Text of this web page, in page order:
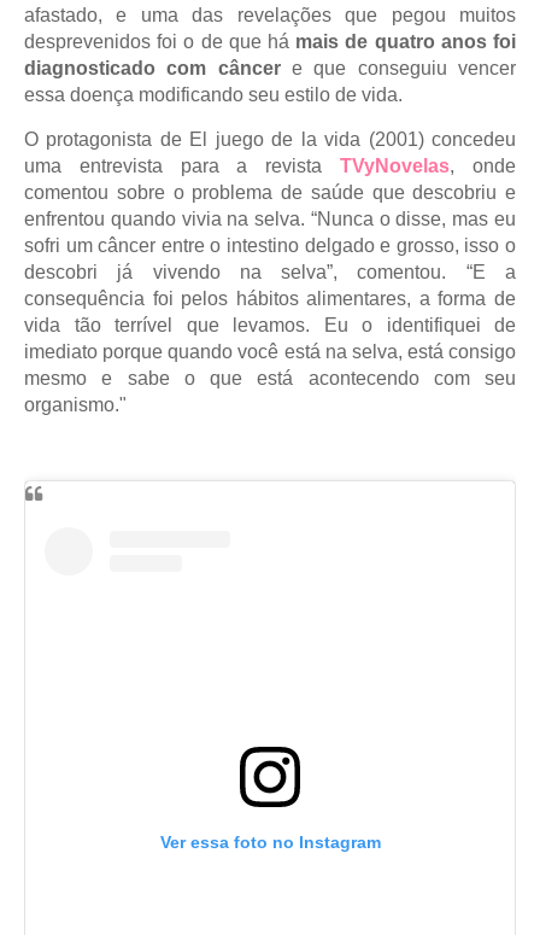
afastado, e uma das revelações que pegou muitos
desprevenidos foi o de que há mais de quatro anos foi
diagnosticado com câncere que conseguiu vencer
essa doença modificando seu estilo de vida.
O protagonista de El juego de la vida (2001) concedeu
uma entrevista para a revistaTVyNovelas, onde
comentou sobre o problema de saúde que descobriu e
enfrentou quando vivia na selva. “Nunca o disse, mas eu
sofri um câncer entre o intestino delgado e grosso, isso o
descobri já vivendo na selva”, comentou. “E a
consequência foi pelos hábitos alimentares, a forma de
vida tão terrível que levamos. Eu o identifiquei de
imediato porque quando você está na selva, está consigo
mesmo e sabe o que está acontecendo com seu
organismo."
Ver essa foto no Instagram